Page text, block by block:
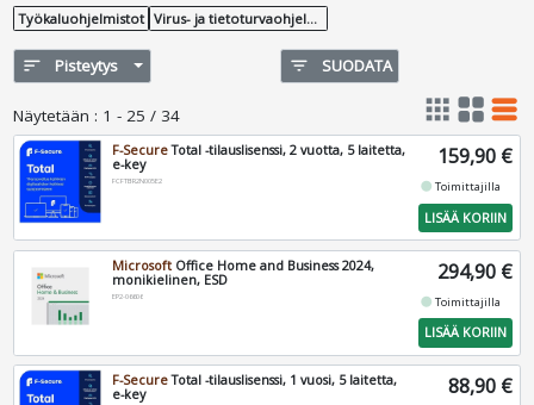
Työkaluohjelmistot Virus- ja tietoturvaohjelmat
sort Pisteytys filter_list SUODATA
Näytetään : 1 - 25 / 34 apps grid_view table_rows
F-SecureTotal -tilauslisenssi, 2 vuotta, 5 laitetta,
e-key
FCFTBR2N005E2
159,90 €
fiber_manual_recordToimittajilla
LISÄÄ KORIIN
Microsoft Office Home and Business 2024,
monikielinen, ESD
EP2-06606
294,90 €
fiber_manual_recordToimittajilla
LISÄÄ KORIIN
F-SecureTotal -tilauslisenssi, 1 vuosi, 5 laitetta,
e-key
88,90 €